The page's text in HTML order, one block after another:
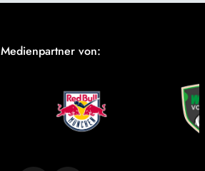
Medienpartner von: